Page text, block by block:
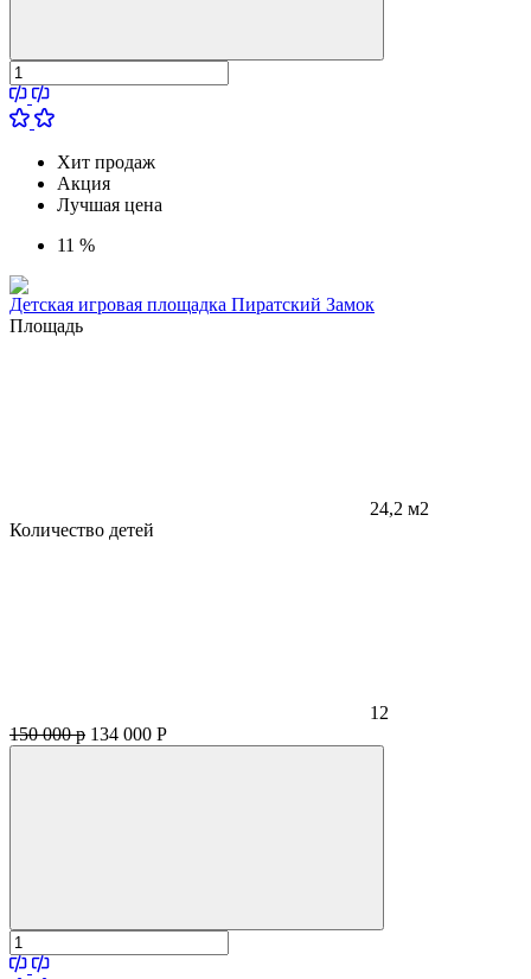
Хит продаж
Акция
Лучшая цена
11 %
Детская игровая площадка Пиратский Замок
Площадь
24,2 м2
Количество детей
12
150 000 р 134 000 Р